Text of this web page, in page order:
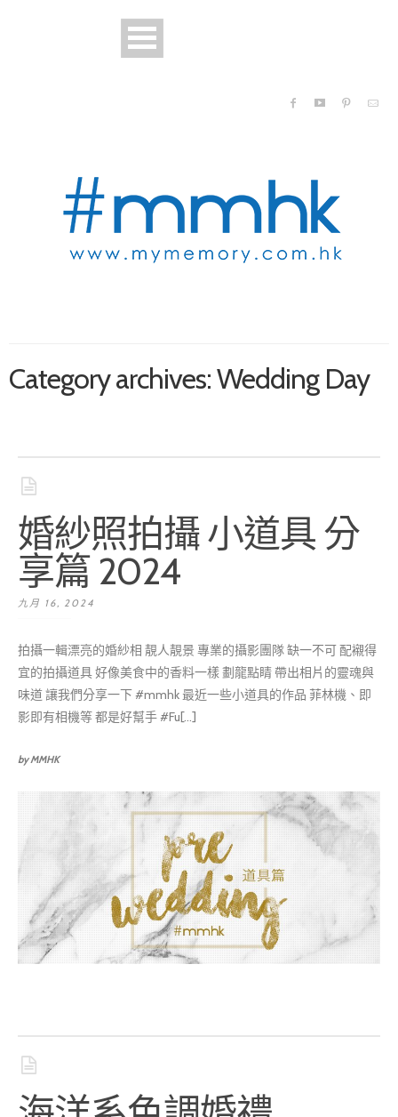
Category archives: Wedding Day
婚紗照拍攝 小道具 分
享篇 2024
九月 16, 2024
拍攝一輯漂亮的婚紗相 靚人靚景 專業的攝影團隊 缺一不可 配襯得
宜的拍攝道具 好像美食中的香料一樣 劃龍點睛 帶出相片的靈魂與
味道 讓我們分享一下 #mmhk 最近一些小道具的作品 菲林機、即
影即有相機等 都是好幫手 #Fu[...]
by MMHK